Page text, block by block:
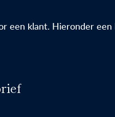
een klant. Hieronder